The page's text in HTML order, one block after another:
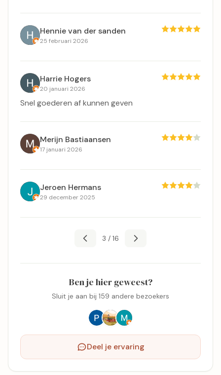
Hennie van der sanden
25 februari 2026
Harrie Hogers
20 januari 2026
Snel goederen af kunnen geven
Merijn Bastiaansen
17 januari 2026
Jeroen Hermans
29 december 2025
3 / 16
Ben je hier geweest?
Sluit je aan bij 159 andere bezoekers
Deel je ervaring